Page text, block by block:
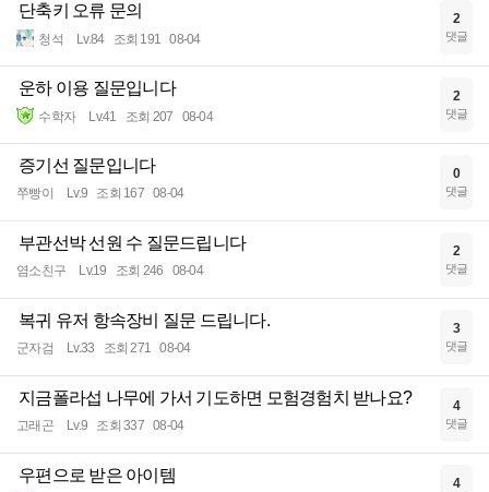
단축키 오류 문의
청석 Lv.84 조회 191 08-04
2
댓글
운하 이용 질문입니다
수학자 Lv.41 조회 207 08-04
2
댓글
증기선 질문입니다
쭈빵이 Lv.9 조회 167 08-04
0
댓글
부관선박 선원 수 질문드립니다
염소친구 Lv.19 조회 246 08-04
2
댓글
복귀 유저 항속장비 질문 드립니다.
군자검 Lv.33 조회 271 08-04
3
댓글
지금폴라섭 나무에 가서 기도하면 모험경험치 받나요?
고래곤 Lv.9 조회 337 08-04
4
댓글
우편으로 받은 아이템 4